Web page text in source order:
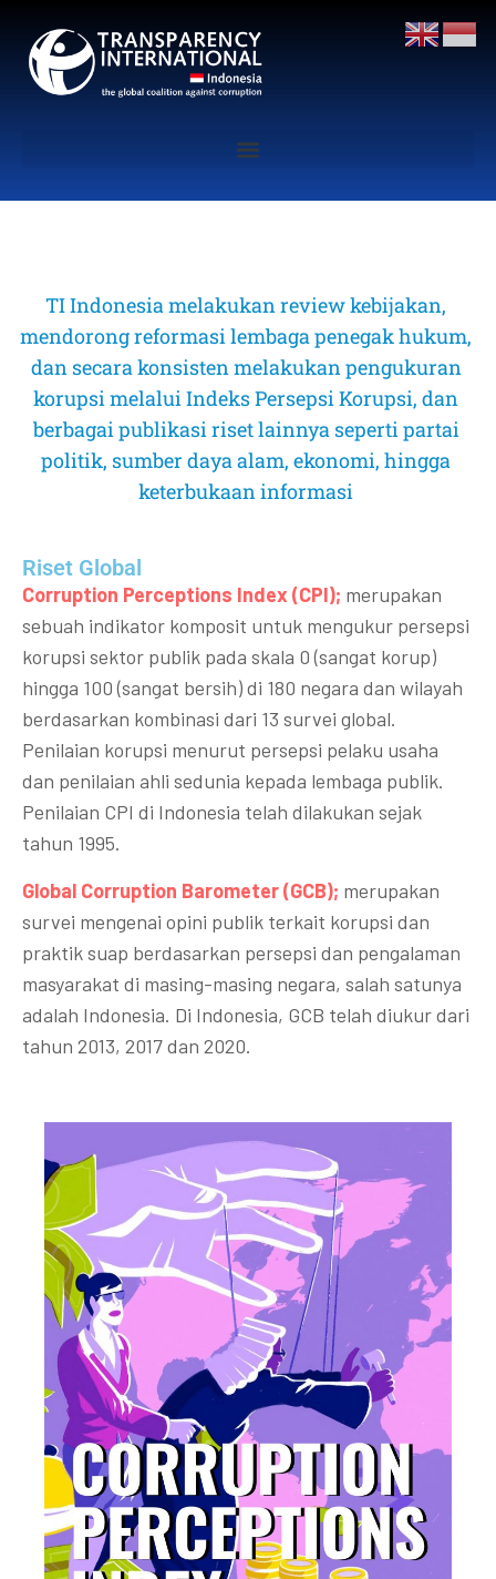
TI Indonesia melakukan review kebijakan,
mendorong reformasi lembaga penegak hukum,
dan secara konsisten melakukan pengukuran
korupsi melalui Indeks Persepsi Korupsi, dan
berbagai publikasi riset lainnya seperti partai
politik, sumber daya alam, ekonomi, hingga
keterbukaan informasi
Riset Global​
Corruption Perceptions Index (CPI); merupakan
sebuah indikator komposit untuk mengukur persepsi
korupsi sektor publik pada skala 0 (sangat korup)
hingga 100 (sangat bersih) di 180 negara dan wilayah
berdasarkan kombinasi dari 13 survei global.
Penilaian korupsi menurut persepsi pelaku usaha
dan penilaian ahli sedunia kepada lembaga publik.
Penilaian CPI di Indonesia telah dilakukan sejak
tahun 1995.
Global Corruption Barometer (GCB); merupakan
survei mengenai opini publik terkait korupsi dan
praktik suap berdasarkan persepsi dan pengalaman
masyarakat di masing-masing negara, salah satunya
adalah Indonesia. Di Indonesia, GCB telah diukur dari
tahun 2013, 2017 dan 2020.